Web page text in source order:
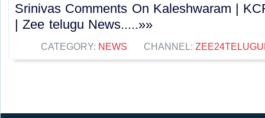
Srinivas Comments On Kaleshwaram |
| Zee telugu News.....»»
CATEGORY: NEWS CHANNEL: